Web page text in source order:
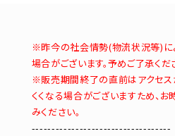
※昨今の社会情勢(物流状況等)に
場合がございます。予めご了承くだ
※販売期間終了の直前はアクセス
くくなる場合がございますため、
みください。
-----------------------------------